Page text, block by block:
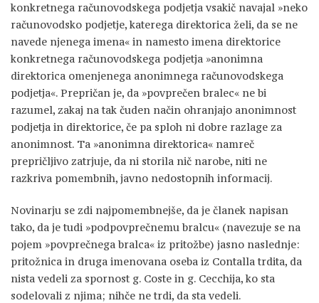
konkretnega računovodskega podjetja vsakič navajal »neko
računovodsko podjetje, katerega direktorica želi, da se ne
navede njenega imena« in namesto imena direktorice
konkretnega računovodskega podjetja »anonimna
direktorica omenjenega anonimnega računovodskega
podjetja«. Prepričan je, da »povprečen bralec« ne bi
razumel, zakaj na tak čuden način ohranjajo anonimnost
podjetja in direktorice, če pa sploh ni dobre razlage za
anonimnost. Ta »anonimna direktorica« namreč
prepričljivo zatrjuje, da ni storila nič narobe, niti ne
razkriva pomembnih, javno nedostopnih informacij.
Novinarju se zdi najpomembnejše, da je članek napisan
tako, da je tudi »podpovprečnemu bralcu« (navezuje se na
pojem »povprečnega bralca« iz pritožbe) jasno naslednje:
pritožnica in druga imenovana oseba iz Contalla trdita, da
nista vedeli za spornost g. Coste in g. Cecchija, ko sta
sodelovali z njima; nihče ne trdi, da sta vedeli.